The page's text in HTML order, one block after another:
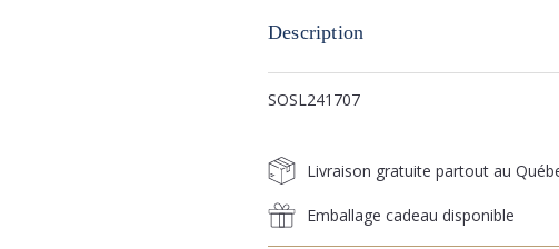
Description
SOSL241707
Livraison gratuite partout au
Emballage cadeau disponible